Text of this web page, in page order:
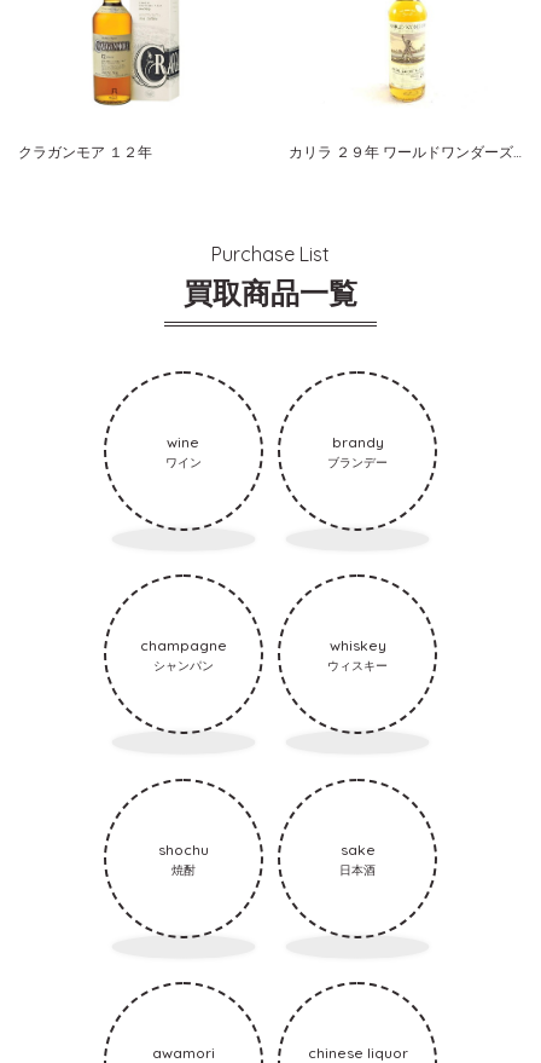
クラガンモア １２年 カリラ ２９年 ワールドワンダーズ モリソン＆マッカイ
Purchase List
買取商品一覧
wine
ワイン
brandy
ブランデー
champagne
シャンパン
whiskey
ウィスキー
shochu
焼酎
sake
日本酒
awamori chinese liquor